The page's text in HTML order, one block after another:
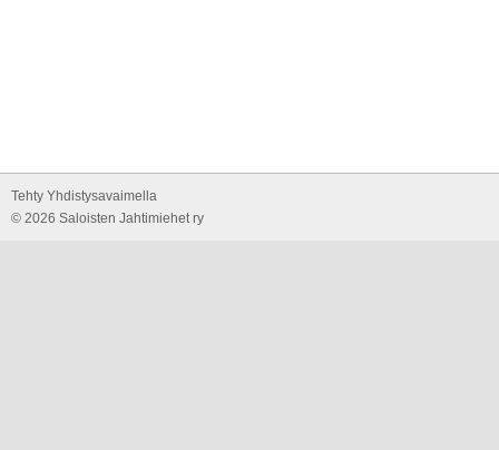
Tehty Yhdistysavaimella
© 2026 Saloisten Jahtimiehet ry